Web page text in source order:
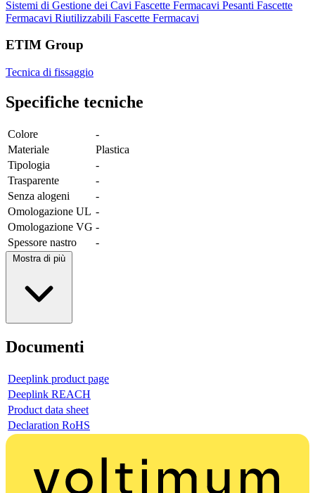
Sistemi di Gestione dei Cavi Fascette Fermacavi Pesanti Fascette
Fermacavi Riutilizzabili Fascette Fermacavi
ETIM Group
Tecnica di fissaggio
Specifiche tecniche
Colore
-
Materiale
Plastica
Tipologia
-
Trasparente
-
Senza alogeni
-
Omologazione UL -
Omologazione VG -
Spessore nastro
-
Mostra di più
Documenti
Deeplink product page
Deeplink REACH
Product data sheet
Declaration RoHS